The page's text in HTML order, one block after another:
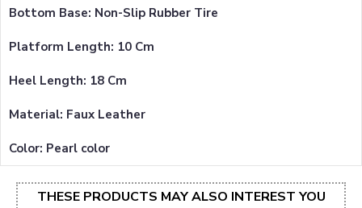
Bottom Base: Non-Slip Rubber Tire
Platform Length: 10 Cm
Heel Length: 18 Cm
Material: Faux Leather
Color: Pearl color
THESE PRODUCTS MAY ALSO INTEREST YOU